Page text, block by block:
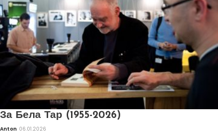
За Бела Тар (1955-2026)
Anton 06.01.2026